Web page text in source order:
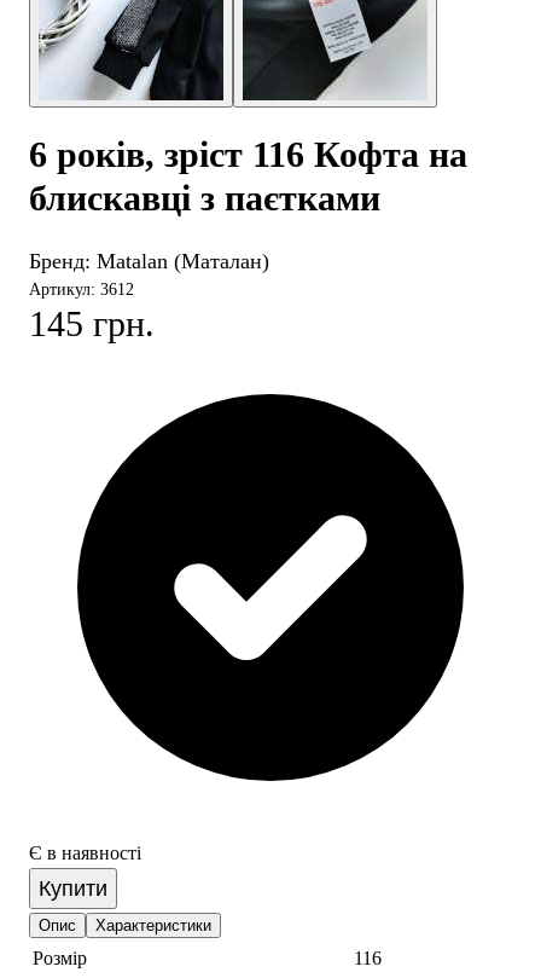
6 років, зріст 116 Кофта на
блискавці з паєтками
Бренд: Matalan (Маталан)
Артикул: 3612
145 грн.
Є в наявності
Купити
Опис Характеристики
Розмір
116